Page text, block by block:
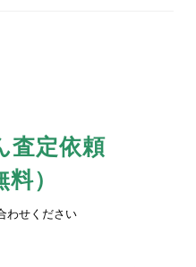
査定依頼
料）
わせください